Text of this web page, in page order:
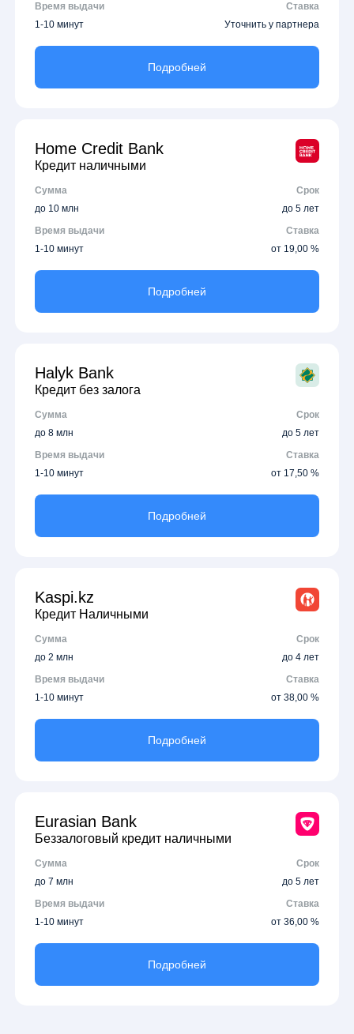
Время выдачи
Ставка
1-10 минут
Уточнить у партнера
Подробней
Home Credit Bank
Кредит наличными
Сумма
Срок
до 10 млн
до 5 лет
Время выдачи
Ставка
1-10 минут
от 19,00 %
Подробней
Halyk Bank
Кредит без залога
Сумма
Срок
до 8 млн
до 5 лет
Время выдачи
Ставка
1-10 минут
от 17,50 %
Подробней
Kaspi.kz
Кредит Наличными
Сумма
Срок
до 2 млн
до 4 лет
Время выдачи
Ставка
1-10 минут
от 38,00 %
Подробней
Eurasian Bank
Беззалоговый кредит наличными
Сумма
Срок
до 7 млн
до 5 лет
Время выдачи
Ставка
1-10 минут
от 36,00 %
Подробней